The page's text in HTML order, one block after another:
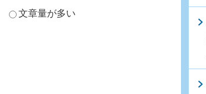
文章量が多い